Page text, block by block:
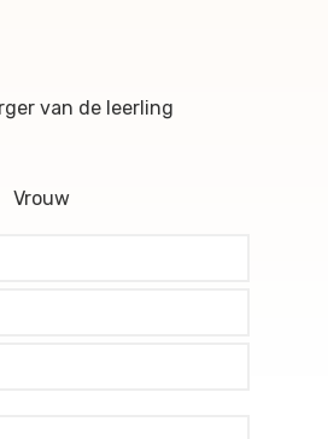
van de leerling
Vrouw